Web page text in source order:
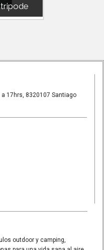
17hrs, 8320107 Santiago
outdoor y camping,